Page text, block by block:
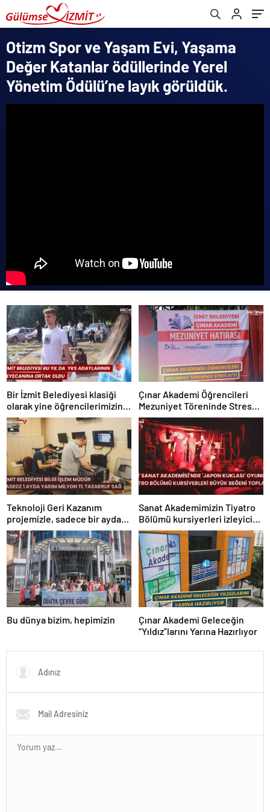
Otizm Spor ve Yaşam Evi, Yaşama
Değer Katanlar ödüllerinde Yerel
Yönetim Ödülü’ne layık görüldük.
layık görüldük.
Bir İzmit Belediyesi klasiği
olarak yine öğrencilerimizin
ve kıymetli ailelerinin
yanlarındaydık.
Çınar Akademi Öğrencileri
Mezuniyet Töreninde Stres
Attı
Teknoloji Geri Kazanım
projemizle, sadece bir ayda
yarım milyon TL tasarruf
sağladık.
Sanat Akademimizin Tiyatro
Bölümü kursiyerleri izleyici
karşısına çıkıyor. 🎭
Bu dünya bizim, hepimizin
Çınar Akademi Geleceğin
“Yıldız”larını Yarına Hazırlıyor